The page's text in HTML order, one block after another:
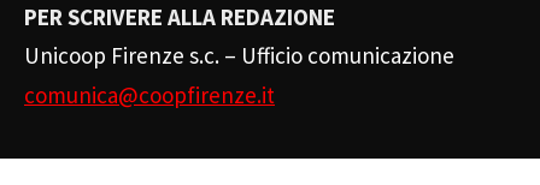
PER SCRIVERE ALLA REDAZIONE
Unicoop Firenze s.c. – Ufficio comunicazione
comunica@coopfirenze.it